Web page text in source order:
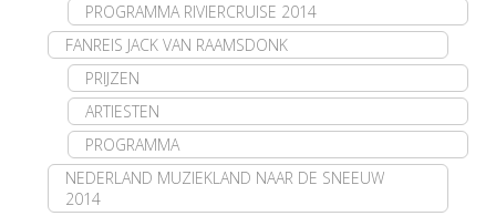
PROGRAMMA RIVIERCRUISE 2014
FANREIS JACK VAN RAAMSDONK
PRIJZEN
ARTIESTEN
PROGRAMMA
NEDERLAND MUZIEKLAND NAAR DE SNEEUW
2014